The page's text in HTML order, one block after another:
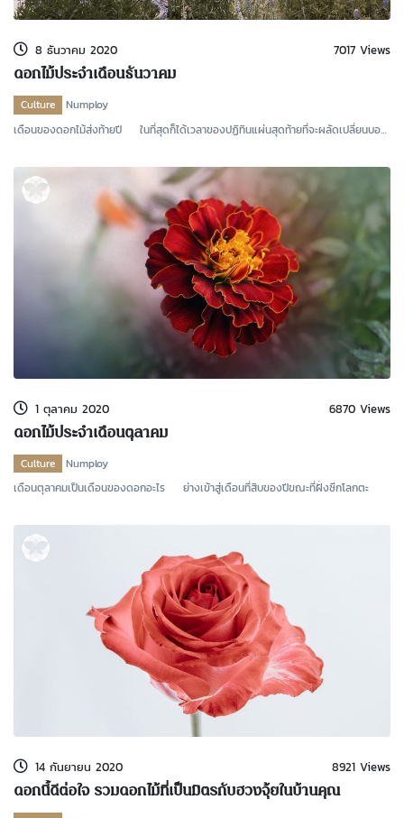
8 ธันวาคม 2020 7017 Views
ดอกไม้ประจำเดือนธันวาคม
Culture
Numploy
เดือนของดอกไม้ส่งท้ายปี ในที่สุดก็ได้เวลาของปฏิทินแผ่นสุดท้ายที่จะผลัดเปลี่ยนบอก
1 ตุลาคม 2020 6870 Views
ดอกไม้ประจำเดือนตุลาคม
Culture
Numploy
เดือนตุลาคมเป็นเดือนของดอกอะไร ย่างเข้าสู่เดือนที่สิบของปีขณะที่ฝั่งซีกโลกตะ
14 กันยายน 2020 8921 Views
ดอกนี้ดีต่อใจ รวมดอกไม้ที่เป็นมิตรกับฮวงจุ้ยในบ้านคุณ